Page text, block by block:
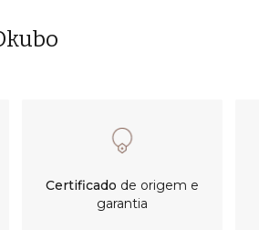
Certificado de origem e
garantia